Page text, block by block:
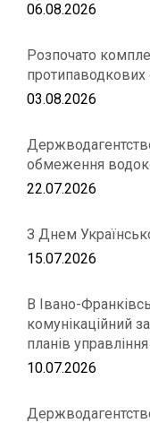
06.08.2026
Розпочато
протипаводкових
03.08.2026
обмеження
22.07.2026
З Днем
15.07.2026
В Івано-
комунікаційний
планів
10.07.2026